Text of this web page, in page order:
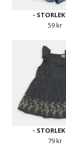
-
59 kr
-
79 kr